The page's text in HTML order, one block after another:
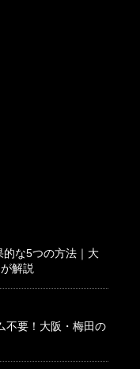
的な5つの方法｜大
解説
不要！大阪・梅田の